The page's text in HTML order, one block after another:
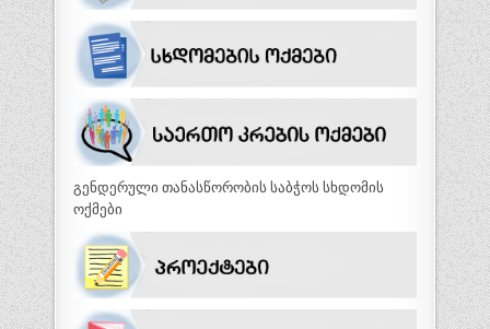
გენდერული თანასწორობის საბჭოს სხდომის
ოქმები